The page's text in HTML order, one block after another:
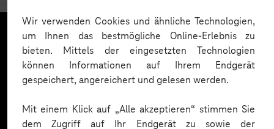
Wir verwenden Cookies und ähnliche Technologien,
um Ihnen das bestmögliche Online-Erlebnis zu
bieten. Mittels der eingesetzten Technologien
können Informationen auf Ihrem Endgerät
gespeichert, angereichert und gelesen werden.
Mit einem Klick auf „Alle akzeptieren“ stimmen Sie
dem Zugriff auf Ihr Endgerät zu sowie der
Mehr laden